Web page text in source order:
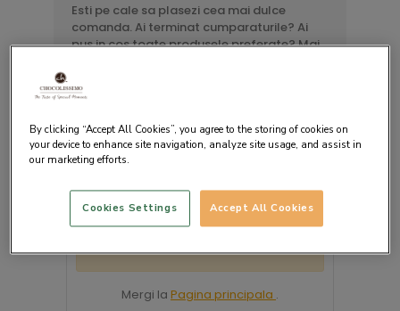
Esti pe cale sa plasezi cea mai dulce
comanda. Ai terminat cumparaturile? Ai
pus in cos toate produsele preferate? Mai
ziua in care doresti livrarea si opteaza
Cosul tau este gol
Mergi la Pagina principala .
By clicking “Accept All Cookies”, you agree to the storing of cookies on
your device to enhance site navigation, analyze site usage, and assist in
our marketing efforts.
Accept All Cookies
Cookies Settings